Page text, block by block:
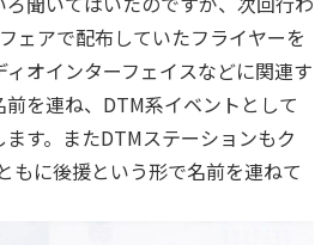
ェアで配布していたフライヤーを
ィオインターフェイスなどに関連す
を連ね、DTM系イベントとして
す。またDTMステーションもク
もに後援という形で名前を連ねて